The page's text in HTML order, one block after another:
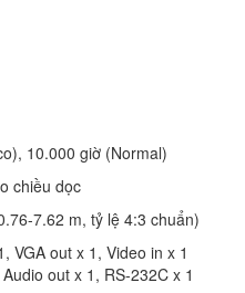
10.000 giờ (Normal)
chiều dọc
7.62 m, tỷ lệ 4:3 chuẩn)
VGA out x 1, Video in x 1
out x 1, RS-232C x 1